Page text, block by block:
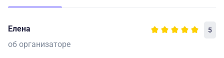
Елена 5
об организаторе